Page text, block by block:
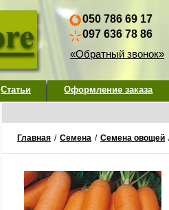
050 786 69 17
097 636 78 86
«Обратный звонок»
Статьи Оформление заказа
Главная / Семена / Семена овощей